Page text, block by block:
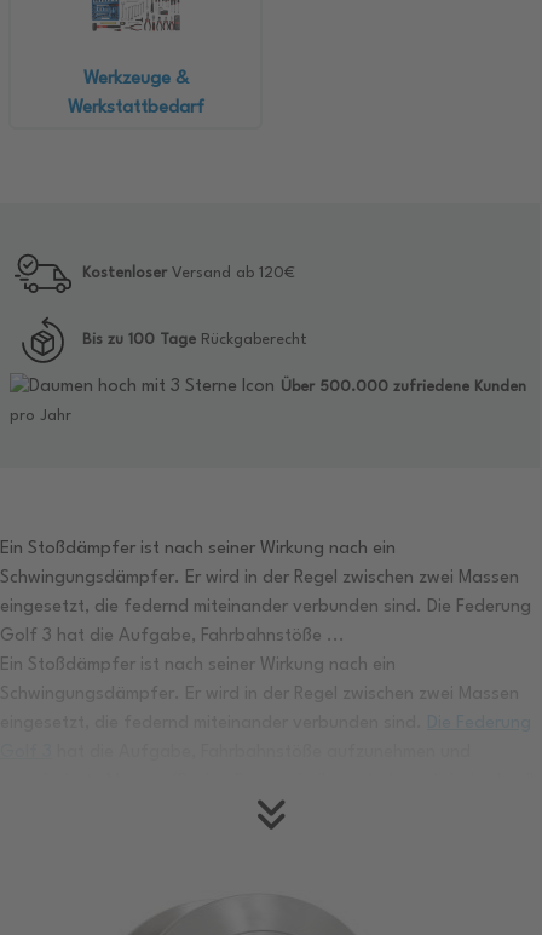
Werkzeuge &
Werkstattbedarf
KostenloserVersand ab 120€
Bis zu 100 TageRückgaberecht
Über 500.000 zufriedene Kunden
pro Jahr
Ein Stoßdämpfer ist nach seiner Wirkung nach ein
Schwingungsdämpfer. Er wird in der Regel zwischen zwei Massen
eingesetzt, die federnd miteinander verbunden sind. Die Federung
Golf 3 hat die Aufgabe, Fahrbahnstöße ...
Ein Stoßdämpfer ist nach seiner Wirkung nach ein
wieder in die Ausgangsposition zu bringen. Dabei stützen sich die
abbauen soll. Ein PKW mit totalem Dämpferdefekt schwingt endlos